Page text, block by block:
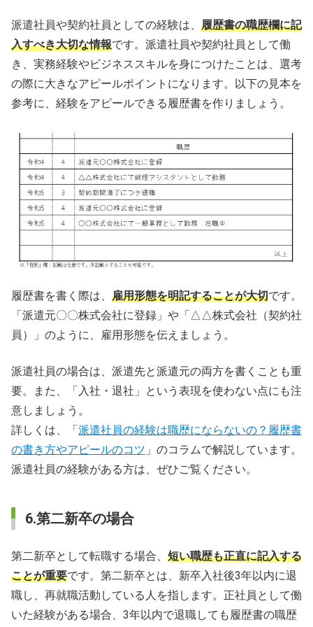
派遣社員や契約社員としての経験は、 履歴書の職歴欄に記
入すべき大切な情報です。派遣社員や契約社員として働
き、実務経験やビジネススキルを身につけたことは、選考
の際に大きなアピールポイントになります。以下の見本を
参考に、経験をアピールできる履歴書を作りましょう。
履歴書を書く際は、 雇用形態を明記することが大切です。
「派遣元〇〇株式会社に登録」や「△△株式会社（契約社
員）」のように、雇用形態を伝えましょう。
派遣社員の場合は、派遣先と派遣元の両方を書くことも重
要。また、「入社・退社」という表現を使わない点にも注
意しましょう。
詳しくは、「派遣社員の経験は職歴にならないの？履歴書
の書き方やアピールのコツ 」のコラムで解説しています。
派遣社員の経験がある方は、ぜひご覧ください。
6.第二新卒の場合
第二新卒として転職する場合、 短い職歴も正直に記入する
ことが重要です。第二新卒とは、新卒入社後3年以内に退
職し、再就職活動している人を指します。正社員として働
いた経験がある場合、3年以内で退職しても履歴書の職歴